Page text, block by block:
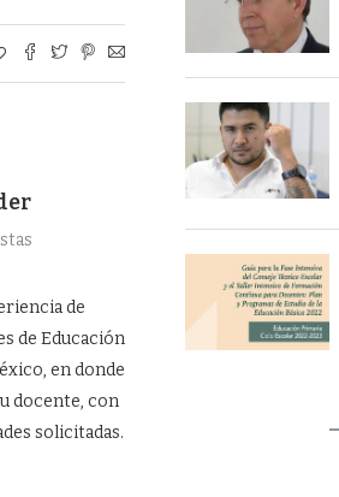
de
de Educación
en donde
docente, con
solicitadas.